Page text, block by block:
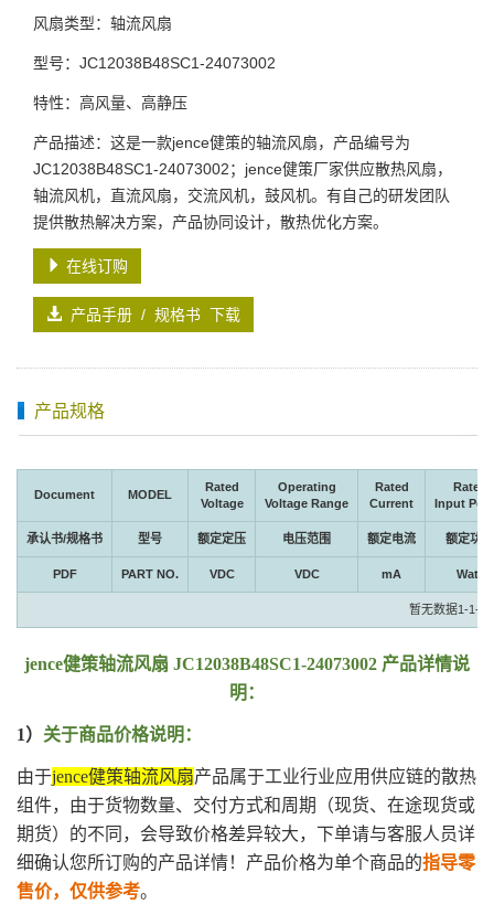
风扇类型：轴流风扇
型号：JC12038B48SC1-24073002
特性：高风量、高静压
产品描述：这是一款jence健策的轴流风扇，产品编号为
JC12038B48SC1-24073002；jence健策厂家供应散热风扇，
轴流风机，直流风扇，交流风机，鼓风机。有自己的研发团队
提供散热解决方案，产品协同设计，散热优化方案。
在线订购
产品手册 / 规格书 下载
产品规格
Document MODEL
Rated
Voltage
Operating
Voltage Range
Rated
Current
Rated
Input
承认书/规格书 型号 额定定压 电压范围 额定电流 额定功率
PDF PART NO. VDC VDC mA Watt
暂无数据1-1-1
jence健策轴流风扇 JC12038B48SC1-24073002 产品详情说
明：
1） 关于商品价格说明：
由于jence健策轴流风扇产品属于工业行业应用供应链的散热
组件，由于货物数量、交付方式和周期（现货、在途现货或
期货）的不同，会导致价格差异较大，下单请与客服人员详
细确认您所订购的产品详情！产品价格为单个商品的指导零
售价，仅供参考。